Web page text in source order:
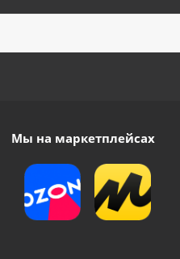
Мы на маркетплейсах